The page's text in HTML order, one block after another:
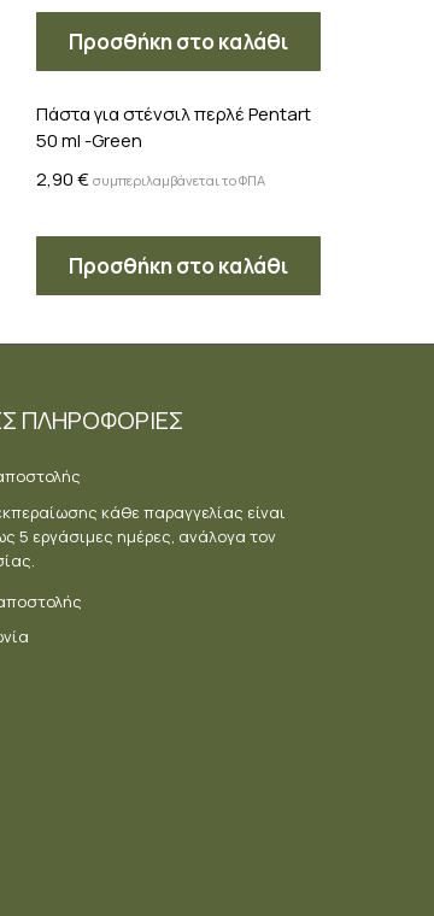
Προσθήκη στο καλάθι
Πάστα για στένσιλ περλέ Pentart
50 ml -Green
2,90€ συμπεριλαμβάνεται το ΦΠΑ
Προσθήκη στο καλάθι
ΠΛΗΡΟΦΟΡΙΕΣ
κάθε παραγγελίας είναι
5 εργάσιμες ημέρες, ανάλογα τον